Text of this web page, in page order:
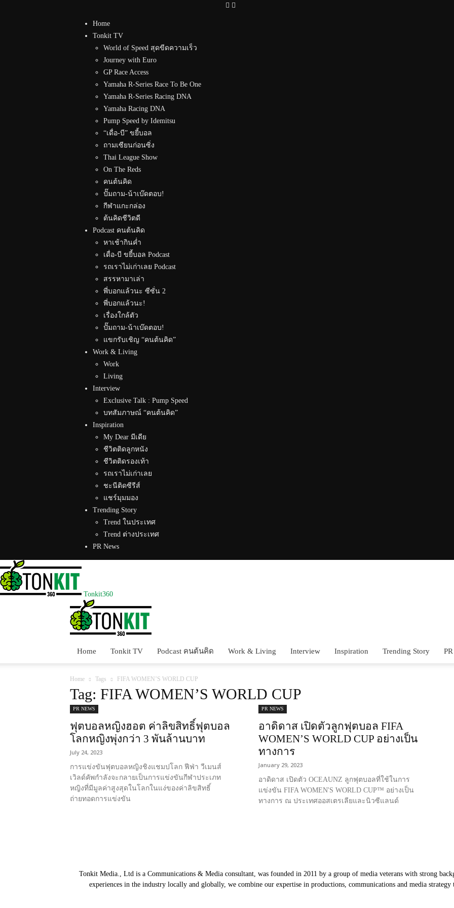
Home
Tonkit TV
World of Speed สุดขีดความเร็ว
Journey with Euro
GP Race Access
Yamaha R-Series Race To Be One
Yamaha R-Series Racing DNA
Yamaha Racing DNA
Pump Speed by Idemitsu
“เดื่อ-บี” ขยี้บอล
ถามเซียนก่อนซิ่ง
Thai League Show
On The Reds
คนต้นคิด
ปั๊มถาม-น้าเบ๊ดตอบ!
กีฬาแกะกล่อง
ต้นคิดชีวิตดี
Podcast คนต้นคิด
หาเช้ากินค่ำ
เดื่อ-บี ขยี้บอล Podcast
รถเราไม่เก่าเลย Podcast
สรรหามาเล่า
พี่บอกแล้วนะ ซีซั่น 2
พี่บอกแล้วนะ!
เรื่องใกล้ตัว
ปั๊มถาม-น้าเบ๊ดตอบ!
แขกรับเชิญ “คนต้นคิด”
Work & Living
Work
Living
Interview
Exclusive Talk : Pump Speed
บทสัมภาษณ์ “คนต้นคิด”
Inspiration
My Dear มีเดีย
ชีวิตติดลูกหนัง
ชีวิตติดรองเท้า
รถเราไม่เก่าเลย
ชะนีติดซีรีส์
แชร์มุมมอง
Trending Story
Trend ในประเทศ
Trend ต่างประเทศ
PR News
Tonkit360
Home Tonkit TV Podcast คนต้นคิด Work & Living Interview Inspiration Trending Story
Home Tags FIFA WOMEN’S WORLD CUP
Tag: FIFA WOMEN’S WORLD CUP
PR NEWS
ฟุตบอลหญิงฮอต ค่าลิขสิทธิ์ฟุตบอล
โลกหญิงพุ่งกว่า 3 พันล้านบาท
July 24, 2023
การแข่งขันฟุตบอลหญิงชิงแชมปโลก ฟีฟ่า วีเมนส์
เวิลด์คัพกำลังจะกลายเป็นการแข่งขันกีฬาประเภท
หญิงที่มีมูลค่าสูงสุดในโลกในแง่ของค่าลิขสิทธิ์
ถ่ายทอดการแข่งขัน
PR NEWS
อาดิดาส เปิดตัวลูกฟุตบอล FIFA
WOMEN’S WORLD CUP อย่างเป็น
ทางการ
January 29, 2023
อาดิดาส เปิดตัว OCEAUNZ ลูกฟุตบอลที่ใช้ในการ
แข่งขัน FIFA WOMEN'S WORLD CUP™ อย่างเป็น
ทางการ ณ ประเทศออสเตรเลียและนิวซีแลนด์
Tonkit Media., Ltd is a Communications & Media consultant, was founded in 2011 by a group of media veterans with strong
experiences in the industry locally and globally, we combine our expertise in productions, communications and media